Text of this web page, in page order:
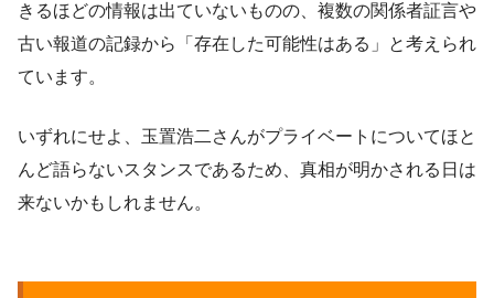
きるほどの情報は出ていないものの、複数の関係者証言や
古い報道の記録から「存在した可能性はある」と考えられ
ています。
いずれにせよ、玉置浩二さんがプライベートについてほと
んど語らないスタンスであるため、真相が明かされる日は
来ないかもしれません。